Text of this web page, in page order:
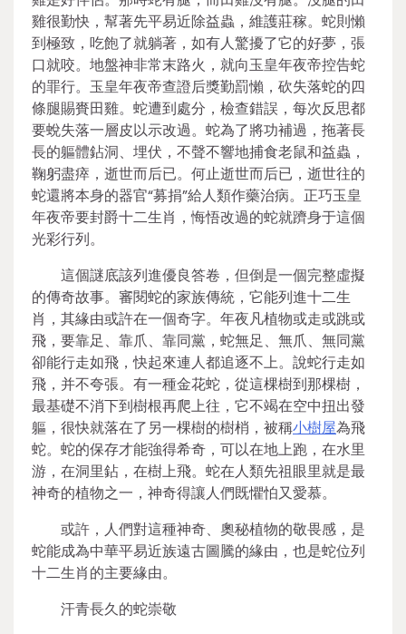
雞很勤快，幫著先平易近除益蟲，維護莊稼。蛇則懶
到極致，吃飽了就躺著，如有人驚擾了它的好夢，張
口就咬。地盤神非常末路火，就向玉皇年夜帝控告蛇
的罪行。玉皇年夜帝查證后獎勤罰懶，砍失落蛇的四
條腿賜賚田雞。蛇遭到處分，檢查錯誤，每次反思都
要蛻失落一層皮以示改過。蛇為了將功補過，拖著長
長的軀體鉆洞、埋伏，不聲不響地捕食老鼠和益蟲，
鞠躬盡瘁，逝世而后已。何止逝世而后已，逝世往的
蛇還將本身的器官“募捐”給人類作藥治病。正巧玉皇
年夜帝要封爵十二生肖，悔悟改過的蛇就躋身于這個
光彩行列。
這個謎底該列進優良答卷，但倒是一個完整虛擬
的傳奇故事。審閱蛇的家族傳統，它能列進十二生
肖，其緣由或許在一個奇字。年夜凡植物或走或跳或
飛，要靠足、靠爪、靠同黨，蛇無足、無爪、無同黨
卻能行走如飛，快起來連人都追逐不上。說蛇行走如
飛，并不夸張。有一種金花蛇，從這棵樹到那棵樹，
最基礎不消下到樹根再爬上往，它不竭在空中扭出發
軀，很快就落在了另一棵樹的樹梢，被稱小樹屋為飛
蛇。蛇的保存才能強得希奇，可以在地上跑，在水里
游，在洞里鉆，在樹上飛。蛇在人類先祖眼里就是最
神奇的植物之一，神奇得讓人們既懼怕又愛慕。
或許，人們對這種神奇、奧秘植物的敬畏感，是
蛇能成為中華平易近族遠古圖騰的緣由，也是蛇位列
十二生肖的主要緣由。
汗青長久的蛇崇敬